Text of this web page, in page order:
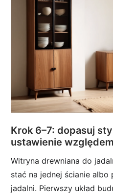
Krok 6–7: dopasuj
ustawienie
Witryna drewniana do
stać na jednej ścianie
jadalni. Pierwszy układ